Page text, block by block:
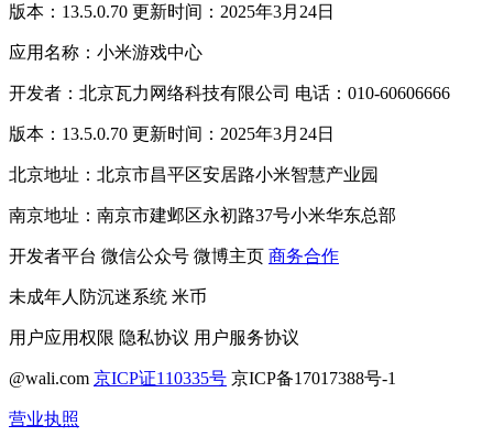
版本：13.5.0.70 更新时间：2025年3月24日
应用名称：小米游戏中心
开发者：北京瓦力网络科技有限公司 电话：010-60606666
版本：13.5.0.70 更新时间：2025年3月24日
北京地址：北京市昌平区安居路小米智慧产业园
南京地址：南京市建邺区永初路37号小米华东总部
开发者平台 微信公众号 微博主页 商务合作
未成年人防沉迷系统 米币
用户应用权限 隐私协议 用户服务协议
@wali.com 京ICP证110335号 京ICP备17017388号-1
营业执照